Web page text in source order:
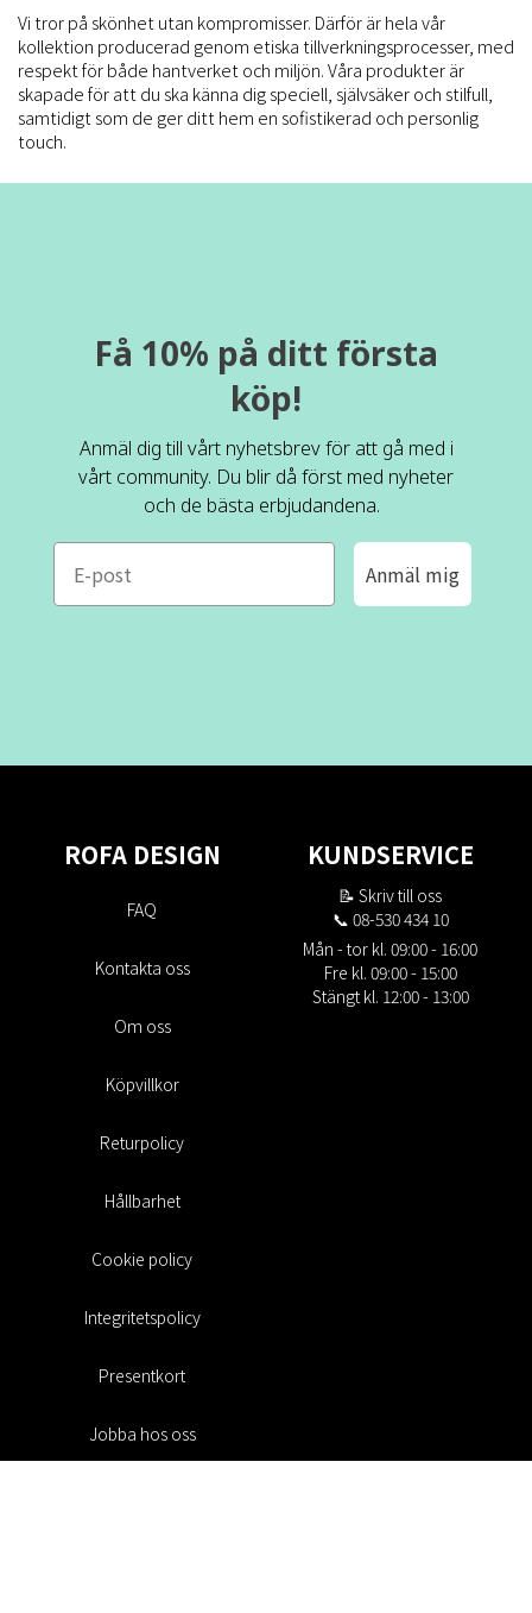
Vi tror på skönhet utan kompromisser. Därför är hela vår
kollektion producerad genom etiska tillverkningsprocesser, med
respekt för både hantverket och miljön. Våra produkter är
skapade för att du ska känna dig speciell, självsäker och stilfull,
samtidigt som de ger ditt hem en sofistikerad och personlig
touch.
Få 10% på ditt första
köp!
Anmäl dig till vårt nyhetsbrev för att gå med i
vårt community. Du blir då först med nyheter
och de bästa erbjudandena.
e-mail
Anmäl mig
ROFA DESIGN
FAQ
Kontakta oss
Om oss
Köpvillkor
Returpolicy
Hållbarhet
Cookie policy
Integritetspolicy
Presentkort
Jobba hos oss
KUNDSERVICE
📝 Skriv till oss
📞 08-530 434 10
Mån - tor kl. 09:00 - 16:00
Fre kl. 09:00 - 15:00
Stängt kl. 12:00 - 13:00